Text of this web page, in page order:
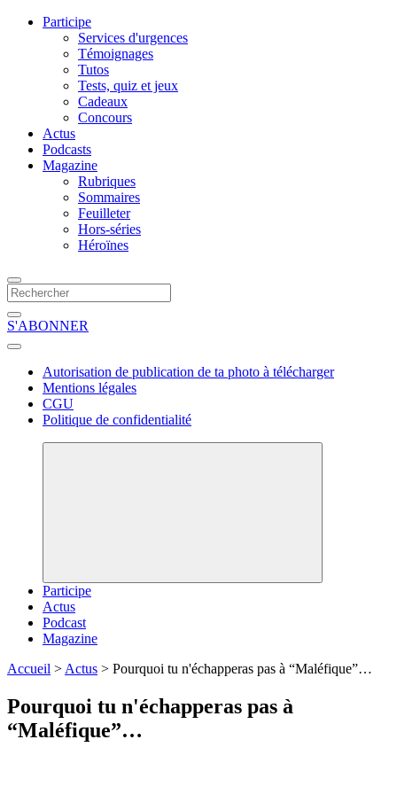
Participe
Services d'urgences
Témoignages
Tutos
Tests, quiz et jeux
Cadeaux
Concours
Actus
Podcasts
Magazine
Rubriques
Sommaires
Feuilleter
Hors-séries
Héroïnes
S'ABONNER
Autorisation de publication de ta photo à télécharger
Mentions légales
CGU
Politique de confidentialité
Participe
Actus
Podcast
Magazine
Accueil > Actus > Pourquoi tu n'échapperas pas à “Maléfique”…
Pourquoi tu n'échapperas pas à
“Maléfique”…